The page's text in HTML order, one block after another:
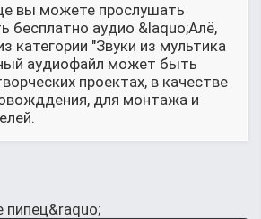
вы можете прослушать
бесплатно аудио &laquo;Алё,
категории "Звуки из мультика
аудиофайл может быть
проектах, в качестве
для монтажа и
пипец&raquo;